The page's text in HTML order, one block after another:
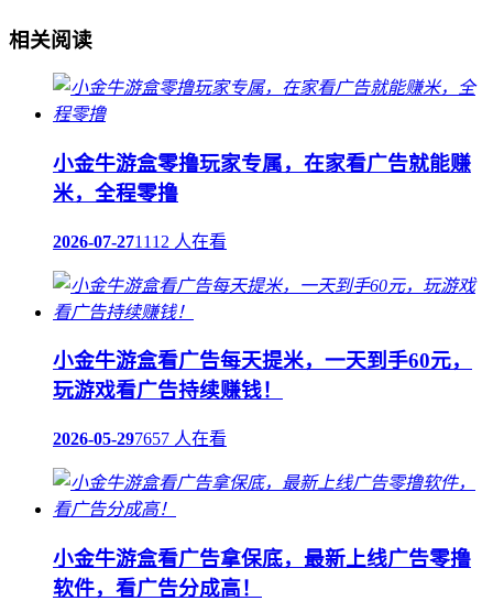
相关阅读
小金牛游盒零撸玩家专属，在家看广告就能赚
米，全程零撸
2026-07-271112 人在看
小金牛游盒看广告每天提米，一天到手60元，
玩游戏看广告持续赚钱！
2026-05-297657 人在看
小金牛游盒看广告拿保底，最新上线广告零撸
软件，看广告分成高！